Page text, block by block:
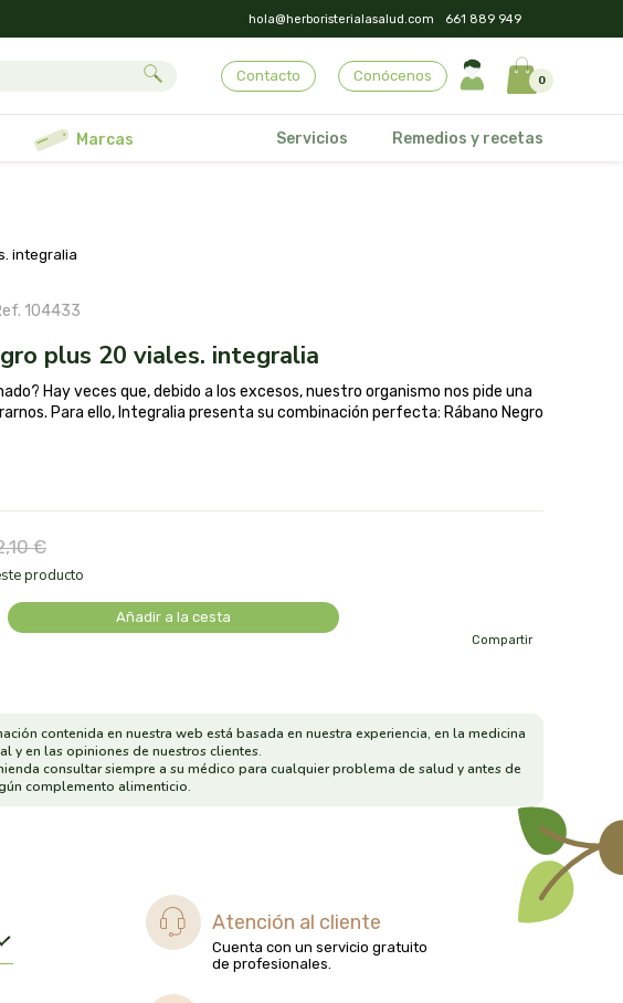
hola@herboristerialasalud.com 661 889 949
Contacto Conócenos 0
marcas Servicios Remedios y recetas
integralia
104433
plus 20 viales. integralia
Hay veces que, debido a los excesos, nuestro organismo nos pide una
Para ello, Integralia presenta su combinación perfecta: Rábano Negro
€
producto
Añadir a la cesta
Compartir
contenida en nuestra web está basada en nuestra experiencia, en la medicina
y en las opiniones de nuestros clientes.
consultar siempre a su médico para cualquier problema de salud y antes de
complemento alimenticio.
Atención al cliente
Cuenta con un servicio gratuito
de profesionales.